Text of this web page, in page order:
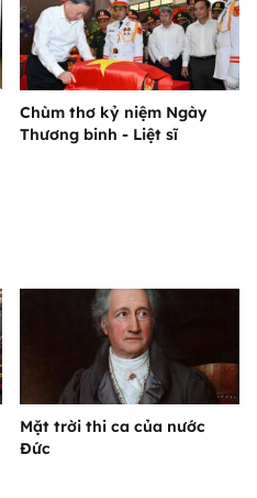
Chùm thơ kỷ niệm Ngày
Thương binh - Liệt sĩ
Mặt trời thi ca của nước
Đức